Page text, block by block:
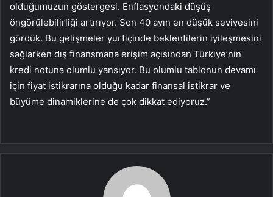
olduğumuzun göstergesi. Enflasyondaki düşüş
öngörülebilirliği artırıyor. Son 40 ayın en düşük seviyesini
gördük. Bu gelişmeler yurtiçinde beklentilerin iyileşmesini
sağlarken dış finansmana erişim açısından Türkiye’nin
kredi notuna olumlu yansıyor. Bu olumlu tablonun devamı
için fiyat istikrarına olduğu kadar finansal istikrar ve
büyüme dinamiklerine de çok dikkat ediyoruz.”